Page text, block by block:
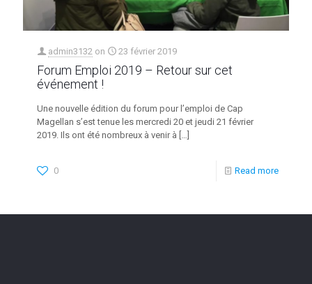
admin3132 on 23 février 2019
Forum Emploi 2019 – Retour sur cet
événement !
Une nouvelle édition du forum pour l’emploi de Cap
Magellan s’est tenue les mercredi 20 et jeudi 21 février
2019. Ils ont été nombreux à venir à […]
0 Read more